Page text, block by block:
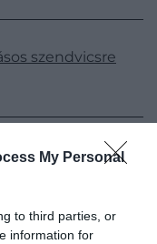
My Personal
to third parties, or
information for
szendvicsre